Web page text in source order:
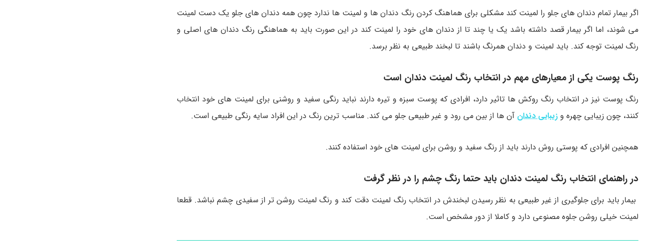
اگر بیمار تمام دندان های جلو را لمینت کند مشکلی برای هماهنگ کردن رنگ دندان ها و لمینت ها ندارد چون همه دندان های جلو یک دست لمینت
می شوند، اما اگر بیمار قصد داشته باشد یک یا چند تا از دندان های خود را لمینت کند در این صورت باید به هماهنگی رنگ دندان های اصلی و
رنگ لمینت توجه کند. باید لمینت و دندان همرنگ باشند تا لبخند طبیعی به نظر برسد.
رنگ پوست یکی از معیارهای مهم در انتخاب رنگ لمینت دندان است
رنگ پوست نیز در انتخاب رنگ روکش ها تاثیر دارد، افرادی که پوست سبزه و تیره دارند نباید رنگی سفید و روشنی برای لمینت های خود انتخاب
کنند، چون زیبایی چهره و زیبایی دندان آن ها از بین می رود و غیر طبیعی جلو می کند. مناسب ترین رنگ در این افراد سایه رنگی طبیعی است.
همچنین افرادی که پوستی روش دارند باید از رنگ سفید و روشن برای لمینت های خود استفاده کنند.
در راهنمای انتخاب رنگ لمینت دندان باید حتما رنگ چشم را در نظر گرفت
بیمار باید برای جلوگیری از غیر طبیعی به نظر رسیدن لبخندش در انتخاب رنگ لمینت دقت کند و رنگ لمینت روشن تر از سفیدی چشم نباشد. قطعا
لمینت خیلی روشن جلوه مصنوعی دارد و کاملا از دور مشخص است.